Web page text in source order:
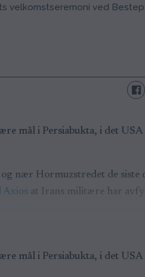
velkomstseremoni ved
mål i Persiabukta, i det
nær Hormuzstredet de siste
Axios at Irans militære har
mål i Persiabukta, i det